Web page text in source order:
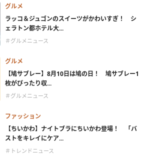
グルメ
ラッコ＆ジュゴンのスイーツがかわいすぎ！ シ
ェラトン都ホテル大...
＃グルメニュース
グルメ
【鳩サブレー】8月10日は鳩の日！ 鳩サブレー1
枚がぴったり収...
＃グルメニュース
ファッション
【ちいかわ】ナイトブラにちいかわ登場！ 「バ
ストをキレイにケア...
＃トレンドニュース